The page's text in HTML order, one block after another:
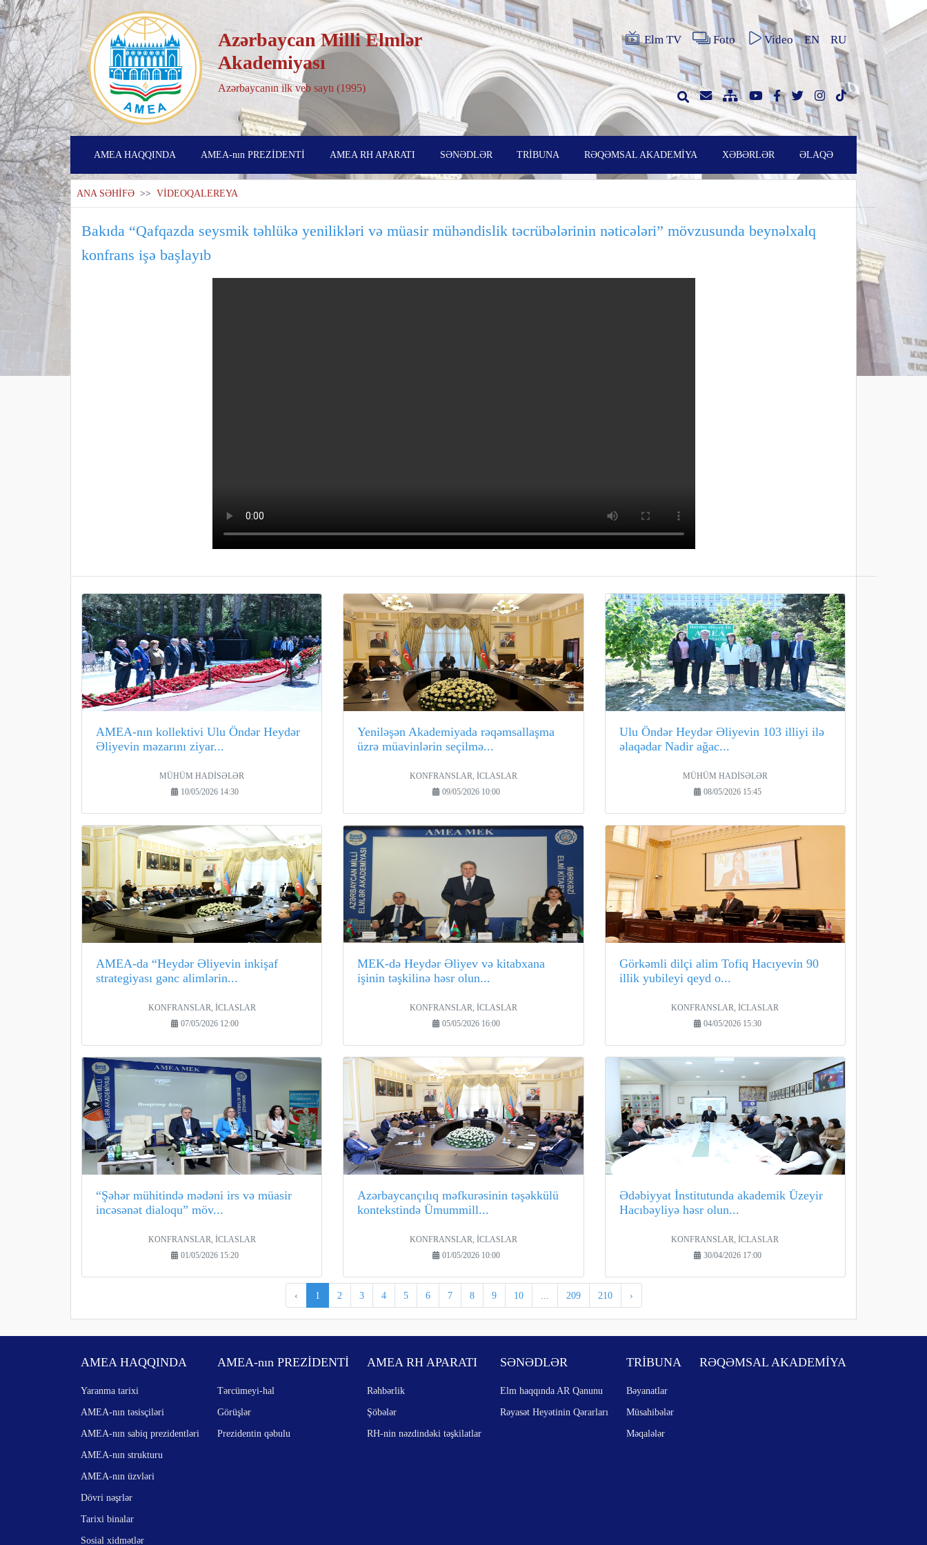
Azərbaycan Milli Elmlər
Akademiyası
Azərbaycanın ilk veb saytı (1995)
Elm TV Foto Video EN RU
AMEA HAQQINDA AMEA-nın PREZİDENTİ AMEA RH APARATI SƏNƏDLƏR TRİBUNA RƏQƏMSAL AKADEMİYA XƏBƏRLƏR ƏLAQƏ
ANA SƏHİFƏ >> VİDEOQALEREYA
Bakıda “Qafqazda seysmik təhlükə yenilikləri və müasir mühəndislik təcrübələrinin nəticələri” mövzusunda beynəlxalq
konfrans işə başlayıb
AMEA-nın kollektivi Ulu Öndər Heydər
Əliyevin məzarını ziyar...
MÜHÜM HADİSƏLƏR
10/05/2026 14:30
Yeniləşən Akademiyada rəqəmsallaşma
üzrə müavinlərin seçilmə...
KONFRANSLAR, İCLASLAR
09/05/2026 10:00
Ulu Öndər Heydər Əliyevin 103 illiyi ilə
əlaqədar Nadir ağac...
MÜHÜM HADİSƏLƏR
08/05/2026 15:45
AMEA-da “Heydər Əliyevin inkişaf
strategiyası gənc alimlərin...
KONFRANSLAR, İCLASLAR
07/05/2026 12:00
MEK-də Heydər Əliyev və kitabxana
işinin təşkilinə həsr olun...
KONFRANSLAR, İCLASLAR
05/05/2026 16:00
Görkəmli dilçi alim Tofiq Hacıyevin 90
illik yubileyi qeyd o...
KONFRANSLAR, İCLASLAR
04/05/2026 15:30
“Şəhər mühitində mədəni irs və müasir
incəsənət dialoqu” möv...
KONFRANSLAR, İCLASLAR
01/05/2026 15:20
Azərbaycançılıq məfkurəsinin təşəkkülü
kontekstində Ümummill...
KONFRANSLAR, İCLASLAR
01/05/2026 10:00
Ədəbiyyat İnstitutunda akademik Üzeyir
Hacıbəyliyə həsr olun...
KONFRANSLAR, İCLASLAR
30/04/2026 17:00
‹ 1 2 3 4 5 6 7 8 9 10 209 210 ›
AMEA HAQQINDA
Yaranma tarixi
AMEA-nın təsisçiləri
AMEA-nın sabiq prezidentləri
AMEA-nın strukturu
AMEA-nın üzvləri
Dövri nəşrlər
Tarixi binalar
Sosial xidmətlər
AMEA-nın PREZİDENTİ
Tərcümeyi-hal
Görüşlər
Prezidentin qəbulu
AMEA RH APARATI
Rəhbərlik
Şöbələr
RH-nin nəzdindəki təşkilatlar
SƏNƏDLƏR
Elm haqqında AR Qanunu
Rəyasət Heyətinin Qərarları
TRİBUNA
Bəyanatlar
Müsahibələr
Məqalələr
RƏQƏMSAL AKADEMİYA